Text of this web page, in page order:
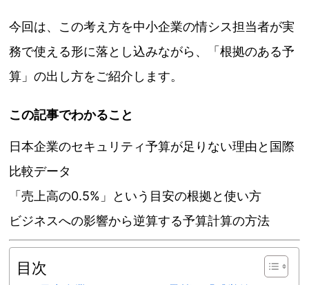
今回は、この考え方を中小企業の情シス担当者が実
務で使える形に落とし込みながら、「根拠のある予
算」の出し方をご紹介します。
この記事でわかること
日本企業のセキュリティ予算が足りない理由と国際
比較データ
「売上高の0.5%」という目安の根拠と使い方
ビジネスへの影響から逆算する予算計算の方法
目次